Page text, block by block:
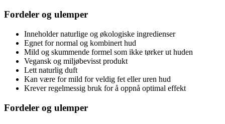
Fordeler og ulemper
Inneholder naturlige og økologiske ingredienser
Egnet for normal og kombinert hud
Mild og skummende formel som ikke tørker ut huden
Vegansk og miljøbevisst produkt
Lett naturlig duft
Kan være for mild for veldig fet eller uren hud
Krever regelmessig bruk for å oppnå optimal effekt
Fordeler og ulemper